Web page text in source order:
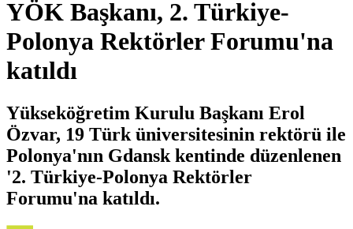
YÖK Başkanı, 2. Türkiye-
Polonya Rektörler Forumu'na
katıldı
Yükseköğretim Kurulu Başkanı Erol
Özvar, 19 Türk üniversitesinin rektörü ile
Polonya'nın Gdansk kentinde düzenlenen
'2. Türkiye-Polonya Rektörler
Forumu'na katıldı.